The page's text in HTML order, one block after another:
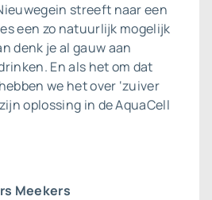
streeft naar een
een zo natuurlijk mogelijk
denk je al gauw aan
En als het om dat
we het over ‘zuiver
oplossing in de AquaCell
Meekers